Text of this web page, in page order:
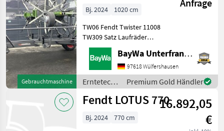
Gebrauchtmaschine
Anfrage
Bj. 2024
1020 cm
TW06 Fendt Twister 11008
TW309 Satz Laufräder
340/55-16W013
Basismaschine Twister
11008 TW337 CE
AusstattungspaketW379
Standardgelenkwelle
montiert (einseitig Weitwi
BayWa Unterfranken
97618 Wülfershausen
Erntetechnik
Grünland /
Fendt
Premium Gold Händler
Fendt LOTUS 77016.892,05
€
Bj. 2024 770 cm